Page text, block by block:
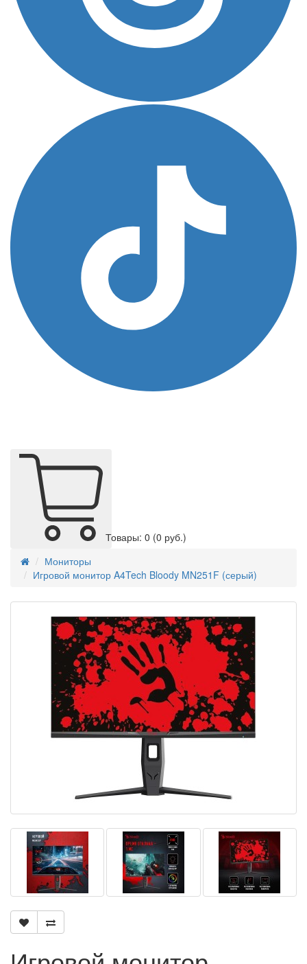
Товары: 0 (0 руб.)
Мониторы
Игровой монитор A4Tech Bloody MN251F (серый)